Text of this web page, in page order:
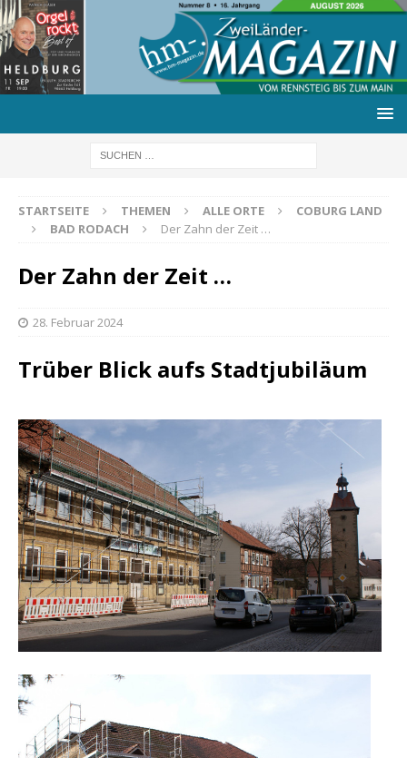
STARTSEITE THEMEN ALLE ORTE
COBURG LAND
BAD RODACH
Der Zahn der Zeit …
Der Zahn der Zeit …
28. Februar 2024
Trüber Blick aufs Stadtjubiläum